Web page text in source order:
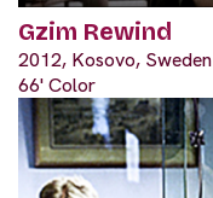
Gzim Rewind
2012, Kosovo, Sweden
66' Color